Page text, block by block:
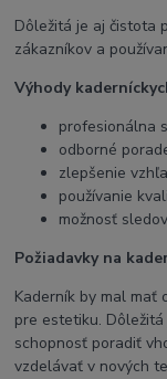
Dôležitá je aj čistota
zákazníkov a
Výhody
profesionálna
odborné
zlepšenie
používanie
možnosť
Požiadavky na
Kaderník by mal mať
pre estetiku.
schopnosť poradiť
vzdelávať v nových